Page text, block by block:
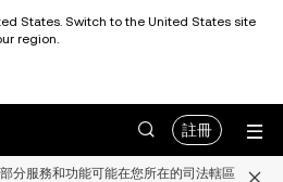
States. Switch to the United States site
region.
註冊
分服務和功能可能在您所在的司法轄區